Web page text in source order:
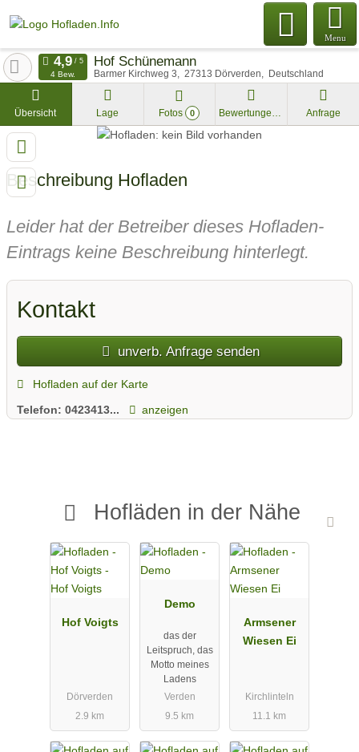
Menu
Hof Schünemann
Barmer Kirchweg 3 27313 Dörverden Deutschland
4 Bew.
Übersicht Lage Fotos 0 Bewertungen Anfrage
Beschreibung Hofladen
Leider hat der Betreiber dieses Hofladen-
Eintrags keine Beschreibung hinterlegt.
Kontakt
unverb. Anfrage senden
Hofladen auf der Karte
Telefon: 0423413... anzeigen
Hofläden in der Nähe
Hof Voigts
Dörverden
2.9 km
Demo
das der
Leitspruch, das
Motto meines
Ladens
Verden
9.5 km
Armsener
Wiesen Ei
Kirchlinteln
11.1 km